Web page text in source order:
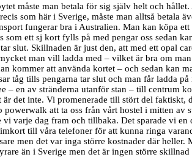
måste man betala för sig själv helt och
som här i Sverige, måste man alltså betala
fungerar bra i Australien. Man kan köpa
som ett sj kort fylls på med pengar oss sedan
slut. Skillnaden är just den, att med ett opal
man vill ladda med – vilket är bra om
kommer att använda kortet – och sedan kan
tåg tills pengarna tar slut och man får ladda på
– en av stränderna utanför stan – till centrum
det inte. Vi promenerade till stört del faktiskt,
powerwalk att ta oss från vårt hostel i mitten av
vi varje dag fram och tillbaka. Det sparade vi en
till våra telefoner för att kunna ringa
men det var inga större kostnader där heller.
än i Sverige men det är ingen större skillnad